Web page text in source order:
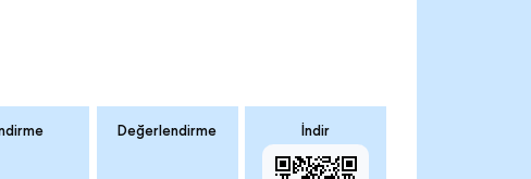
Değerlendirme İndir